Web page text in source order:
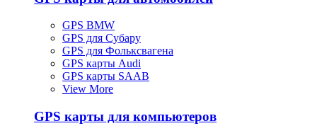
GPS BMW
GPS для Субару
GPS для Фольксвагена
GPS карты Audi
GPS карты SAAB
View More
GPS карты для компьютеров